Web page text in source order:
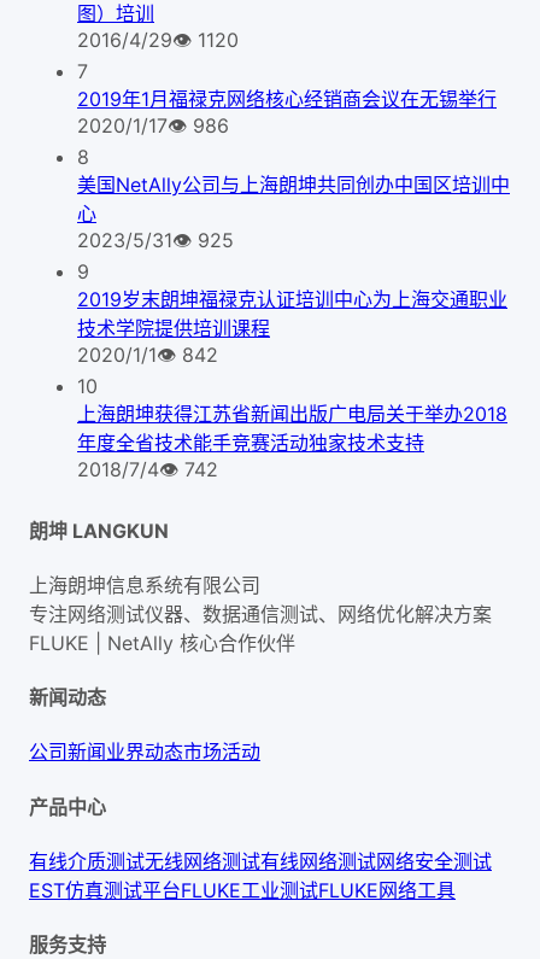
图）培训
2016/4/29👁 1120
7
2019年1月福禄克网络核心经销商会议在无锡举行
2020/1/17👁 986
8
美国NetAlly公司与上海朗坤共同创办中国区培训中
心
2023/5/31👁 925
9
2019岁末朗坤福禄克认证培训中心为上海交通职业
技术学院提供培训课程
2020/1/1👁 842
10
上海朗坤获得江苏省新闻出版广电局关于举办2018
年度全省技术能手竞赛活动独家技术支持
2018/7/4👁 742
朗坤 LANGKUN
上海朗坤信息系统有限公司
专注网络测试仪器、数据通信测试、网络优化解决方案
FLUKE | NetAlly 核心合作伙伴
新闻动态
公司新闻业界动态市场活动
产品中心
有线介质测试无线网络测试有线网络测试网络安全测试
EST仿真测试平台FLUKE工业测试FLUKE网络工具
服务支持